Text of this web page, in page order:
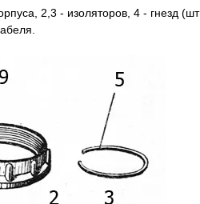
2,3 - изоляторов, 4 - гнезд